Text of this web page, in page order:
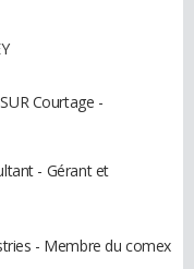
Courtage -
- Gérant et
- Membre du comex